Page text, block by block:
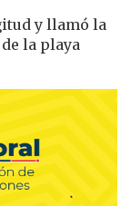
y llamó la
la playa